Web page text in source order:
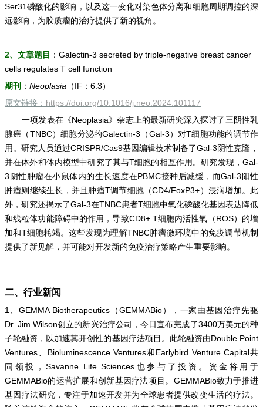
Ser31磷酸化的影响，以及这一变化对染色体分离和细胞周期调控的深
远影响，为胶质瘤的治疗提供了新的视角。
2、文章题目 ：Galectin-3 secreted by triple-negative breast cancer
cells regulates T cell function
期刊 ： Neoplasia （IF：6.3）
原文链接： https://doi.org/10.1016/j.neo.2024.101117
一项发表在《Neoplasia》杂志上的最新研究深入探讨了三阴性乳
腺癌（TNBC）细胞分泌的Galectin-3（Gal-3）对T细胞功能的调节作
用。研究人员通过CRISPR/Cas9基因编辑技术制备了Gal-3阴性克隆，
并在体外和体内模型中研究了其与T细胞的相互作用。研究发现，Gal-
3阴性肿瘤在小鼠体内的生长速度在PBMC接种后减缓，而Gal-3阳性
肿瘤则继续生长，并且肿瘤T调节细胞（CD4/FoxP3+）浸润增加。此
外，研究还揭示了Gal-3在TNBC患者T细胞中氧化磷酸化基因表达降低
和线粒体功能障碍中的作用，导致CD8+ T细胞内活性氧（ROS）的增
加和T细胞耗竭。这些发现为理解TNBC肿瘤微环境中的免疫调节机制
提供了新见解，并可能对开发新的免疫治疗策略产生重要影响。
二、行业新闻
1、GEMMA Biotherapeutics（GEMMABio），一家由基因治疗先驱
Dr. Jim Wilson创立的新兴治疗公司，今日宣布完成了3400万美元的种
子轮融资，以加速其开创性的基因疗法项目。此轮融资由Double Point
Ventures、Bioluminescence Ventures和Earlybird Venture Capital共
同领投，Savanne Life Sciences也参与了投资。资金将用于
GEMMABio的运营扩展和创新基因疗法项目。GEMMABio致力于推进
基因疗法研究，专注于加速开发并为全球患者提供改变生活的疗法。